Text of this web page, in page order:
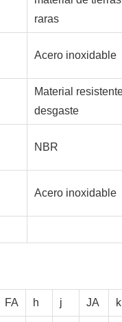
raras
Acero inoxidable
Material
desgaste
NBR
Acero inoxidable
FA h j JA k